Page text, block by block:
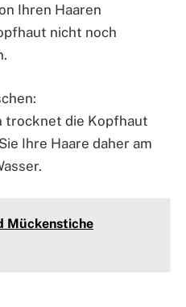
Ihren Haaren
nicht noch
trocknet die Kopfhaut
Ihre Haare daher am
Mückenstiche